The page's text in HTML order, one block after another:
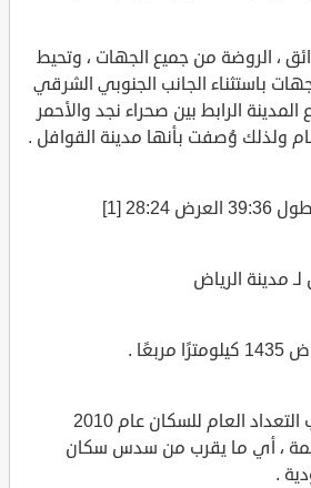
، الروضة من جميع الجهات ، وتحيط
باستثناء الجانب الجنوبي الشرقي
الرابط بين صحراء نجد والأحمر
ولذلك وُصفت بأنها مدينة القوافل .
[1]
مدينة الرياض
.
أما عدد سكانها ، حسب التعداد العام للسكان عام 2010
مليون نسمة ، أي ما يقرب من سدس سكان
.